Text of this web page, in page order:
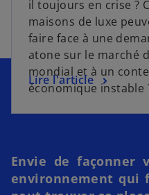
il toujours en crise ?
maisons de luxe
faire face à une
atone sur le marché
mondial et à un
économique instable
Lire l'article
Envie de façonner
environnement qui